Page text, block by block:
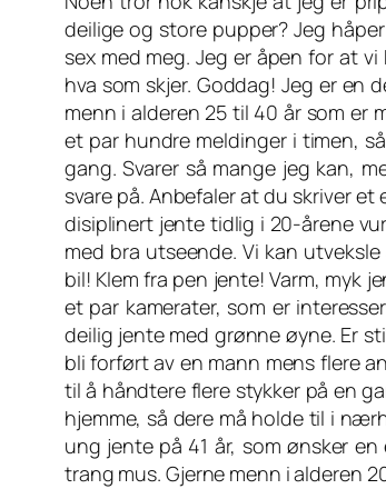
deilige og store pupper? Jeg
sex med meg. Jeg er åpen for at
hva som skjer. Goddag! Jeg er en
menn i alderen 25 til 40 år som er
et par hundre meldinger i timen,
gang. Svarer så mange jeg kan,
svare på. Anbefaler at du skriver
disiplinert jente tidlig i 20-årene
med bra utseende. Vi kan
bil! Klem fra pen jente! Varm, myk
et par kamerater, som er
deilig jente med grønne øyne. Er
bli forført av en mann mens flere
til å håndtere flere stykker på en
hjemme, så dere må holde til i
ung jente på 41 år, som ønsker
trang mus. Gjerne menn i alderen